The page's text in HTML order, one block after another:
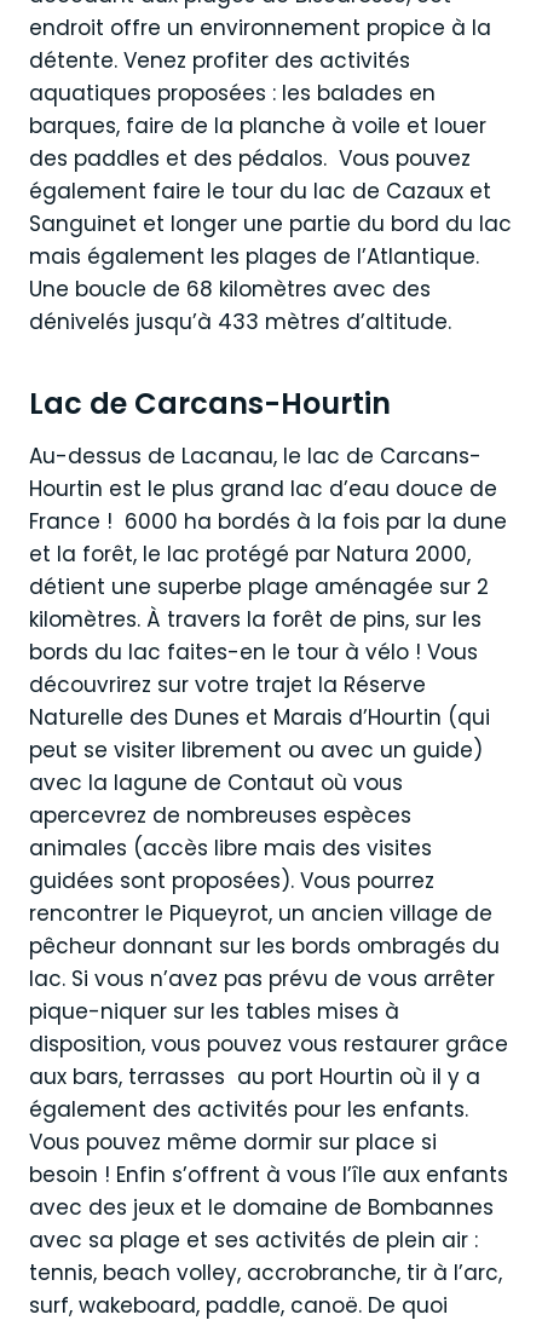
endroit offre un environnement propice à la
détente. Venez profiter des activités
aquatiques proposées : les balades en
barques, faire de la planche à voile et louer
des paddles et des pédalos. Vous pouvez
également faire le tour du lac de Cazaux et
Sanguinet et longer une partie du bord du lac
mais également les plages de l’Atlantique.
Une boucle de 68 kilomètres avec des
dénivelés jusqu’à 433 mètres d’altitude.
Lac de Carcans-Hourtin
Au-dessus de Lacanau, le lac de Carcans-
Hourtin est le plus grand lac d’eau douce de
France ! 6000 ha bordés à la fois par la dune
et la forêt, le lac protégé par Natura 2000,
détient une superbe plage aménagée sur 2
kilomètres. À travers la forêt de pins, sur les
bords du lac faites-en le tour à vélo ! Vous
découvrirez sur votre trajet la Réserve
Naturelle des Dunes et Marais d’Hourtin (qui
peut se visiter librement ou avec un guide)
avec la lagune de Contaut où vous
apercevrez de nombreuses espèces
animales (accès libre mais des visites
guidées sont proposées). Vous pourrez
rencontrer le Piqueyrot, un ancien village de
pêcheur donnant sur les bords ombragés du
lac. Si vous n’avez pas prévu de vous arrêter
pique-niquer sur les tables mises à
disposition, vous pouvez vous restaurer grâce
aux bars, terrasses au port Hourtin où il y a
également des activités pour les enfants.
Vous pouvez même dormir sur place si
besoin ! Enfin s’offrent à vous l’île aux enfants
avec des jeux et le domaine de Bombannes
avec sa plage et ses activités de plein air :
tennis, beach volley, accrobranche, tir à l’arc,
surf, wakeboard, paddle, canoë. De quoi